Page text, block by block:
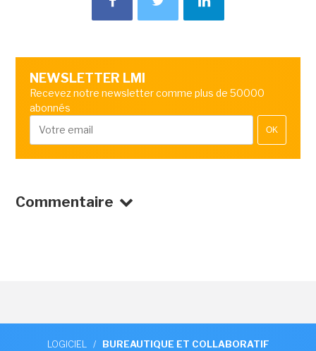
NEWSLETTER LMI
Recevez notre newsletter comme plus de 50000
abonnés
OK
Commentaire
LOGICIEL / BUREAUTIQUE ET COLLABORATIF